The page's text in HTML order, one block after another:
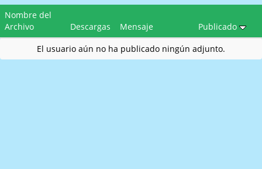
Nombre del
Archivo
Descargas Mensaje
Publicado
El usuario aún no ha publicado ningún adjunto.